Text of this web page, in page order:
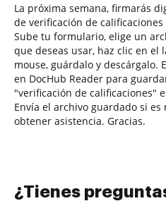
La próxima semana, firmarás
de verificación de
Sube tu formulario, elige un
que deseas usar, haz clic en el
mouse, guárdalo y descárgalo.
en DocHub Reader para
"verificación de calificaciones"
Envía el archivo guardado si
obtener asistencia. Gracias.
¿Tienes